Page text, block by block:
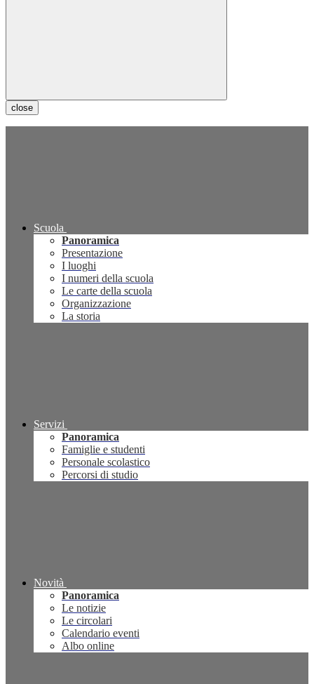
close
Scuola
Panoramica
Presentazione
I luoghi
I numeri della scuola
Le carte della scuola
Organizzazione
La storia
Servizi
Panoramica
Famiglie e studenti
Personale scolastico
Percorsi di studio
Novità
Panoramica
Le notizie
Le circolari
Calendario eventi
Albo online